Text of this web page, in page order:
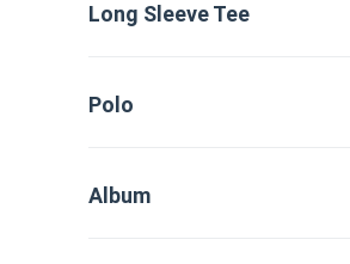
Long Sleeve Tee
Polo
Album